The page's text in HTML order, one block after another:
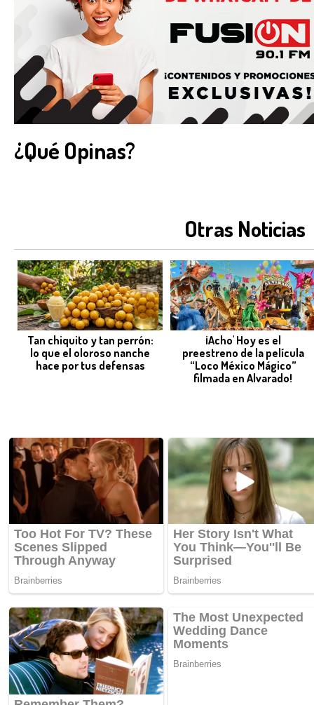
¿Qué Opinas?
Otras Noticias
Tan chiquito y tan perrón:
lo que el oloroso nanche
hace por tus defensas
¡Acho' Hoy es el
preestreno de la película
“Loco México Mágico”
filmada en Alvarado!